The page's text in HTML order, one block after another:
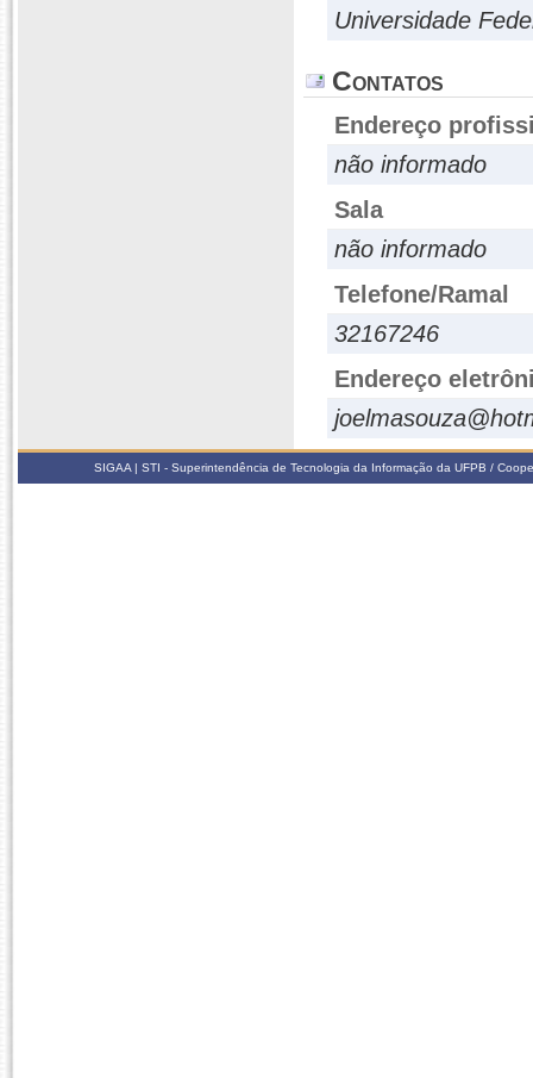
Universidade
Contatos
Endereço
não informado
Sala
não informado
Telefone/Ramal
32167246
Endereço
SIGAA | STI - Superintendência de Tecnologia da Informação da UFPB /